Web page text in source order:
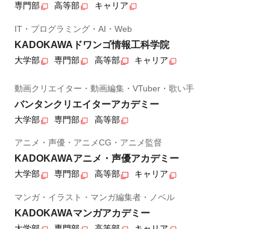
専門部 高等部 キャリア
IT・プログラミング・AI・Web
KADOKAWAドワンゴ情報工科学院
大学部 専門部 高等部 キャリア
動画クリエイター・動画編集・VTuber・歌い手
バンタンクリエイターアカデミー
大学部 専門部 高等部
アニメ・声優・アニメCG・アニメ監督
KADOKAWAアニメ・声優アカデミー
大学部 専門部 高等部 キャリア
マンガ・イラスト・マンガ編集者・ノベル
KADOKAWAマンガアカデミー